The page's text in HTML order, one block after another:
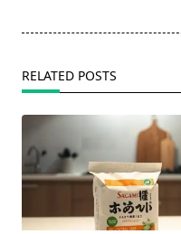
RELATED POSTS